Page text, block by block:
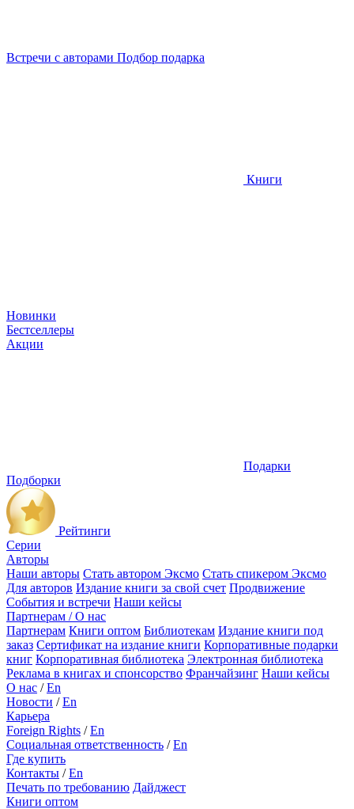
Встречи с авторами Подбор подарка
Книги
Новинки
Бестселлеры
Акции
Подарки
Подборки
Рейтинги
Серии
Авторы
Наши авторы Стать автором Эксмо Стать спикером Эксмо
Для авторов Издание книги за свой счет Продвижение
События и встречи Наши кейсы
Партнерам / О нас
Партнерам Книги оптом Библиотекам Издание книги под
заказ Сертификат на издание книги Корпоративные подарки
книг Корпоративная библиотека Электронная библиотека
Реклама в книгах и спонсорство Франчайзинг Наши кейсы
О нас /En
Новости /En
Карьера
Foreign Rights /En
Социальная ответственность /En
Где купить
Контакты /En
Печать по требованию Дайджест
Книги оптом